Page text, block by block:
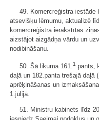
49. Komercreģistra iestāde
atsevišķu lēmumu, aktualizē
komercreģistrā ierakstītās
aizstājot aizgādņa vārdu un
nodibināšanu.
50. Šā likuma 161.1 pants,
daļā un 182.panta trešajā daļā
aprēķināšanas un
1.jūlijā.
51. Ministru kabinets līdz